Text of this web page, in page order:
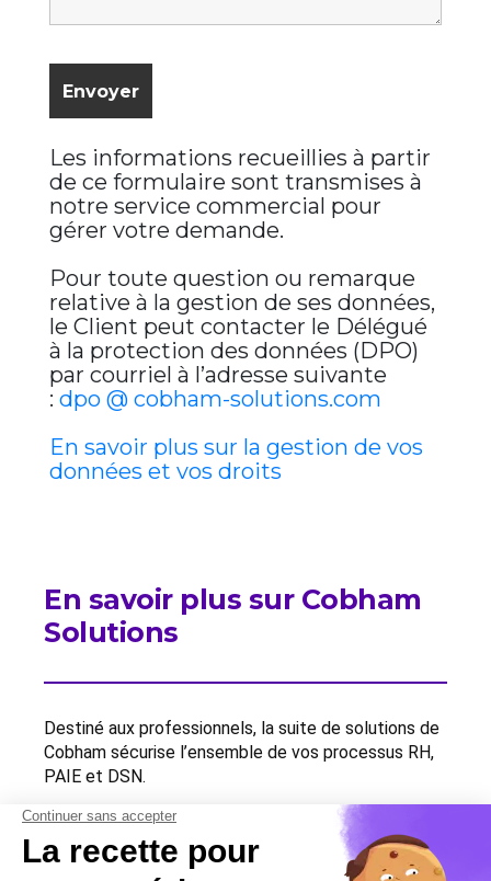
Les informations recueillies à partir
de ce formulaire sont transmises à
notre service commercial pour
gérer votre demande.
Pour toute question ou remarque
relative à la gestion de ses données,
le Client peut contacter le Délégué
à la protection des données (DPO)
par courriel à l’adresse suivante
: dpo @ cobham-solutions.com
En savoir plus sur la gestion de vos
données et vos droits
En savoir plus sur Cobham
Solutions
Destiné aux professionnels, la suite de solutions de
Cobham sécurise l’ensemble de vos processus RH,
PAIE et DSN.
Contactez-nous